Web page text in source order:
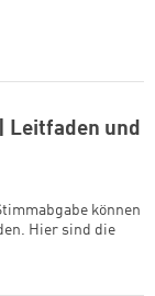
Leitfaden und
können
Hier sind die